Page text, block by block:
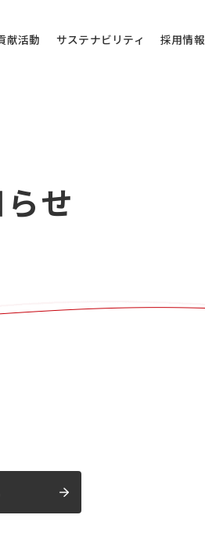
献活動 サステナビリティ 採用情報
電話にご連絡ください。
は御間違えの無いよう、再度ご確認ください。
せ